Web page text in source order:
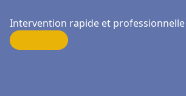
Intervention rapide et professionnelle